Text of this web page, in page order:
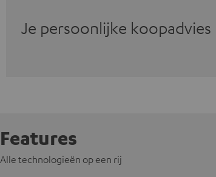
Je persoonlijke koopadvies
Features
Alle technologieën op een rij